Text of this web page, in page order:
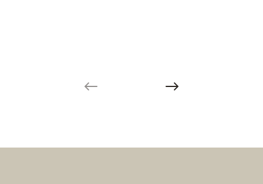
Next slide